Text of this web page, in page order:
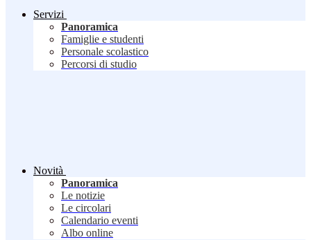
Servizi
Panoramica
Famiglie e studenti
Personale scolastico
Percorsi di studio
Novità
Panoramica
Le notizie
Le circolari
Calendario eventi
Albo online